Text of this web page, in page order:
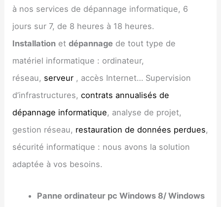
à nos services de dépannage informatique, 6
jours sur 7, de 8 heures à 18 heures.
Installation etdépannage de tout type de
matériel informatique : ordinateur,
réseau, serveur , accès Internet… Supervision
d’infrastructures, contrats annualisés de
dépannage informatique, analyse de projet,
gestion réseau, restauration de données perdues,
sécurité informatique : nous avons la solution
adaptée à vos besoins.
Panne ordinateur pc Windows 8/ Windows